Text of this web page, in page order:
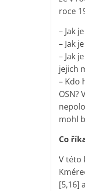
roce
– Jak
– Jak
– Jak
jejich
– Kdo
OSN?
mohl
Co
V této
[5,16]